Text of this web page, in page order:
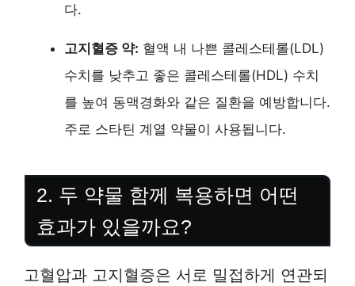
다.
고지혈증 약: 혈액 내 나쁜 콜레스테롤(LDL)
수치를 낮추고 좋은 콜레스테롤(HDL) 수치
를 높여 동맥경화와 같은 질환을 예방합니다.
주로 스타틴 계열 약물이 사용됩니다.
2. 두 약물 함께 복용하면 어떤
효과가 있을까요?
고혈압과 고지혈증은 서로 밀접하게 연관되